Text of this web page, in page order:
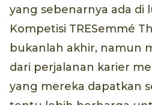
yang sebenarnya ada di
Kompetisi TRESemmé
bukanlah akhir, namun
dari perjalanan karier
yang mereka dapatkan